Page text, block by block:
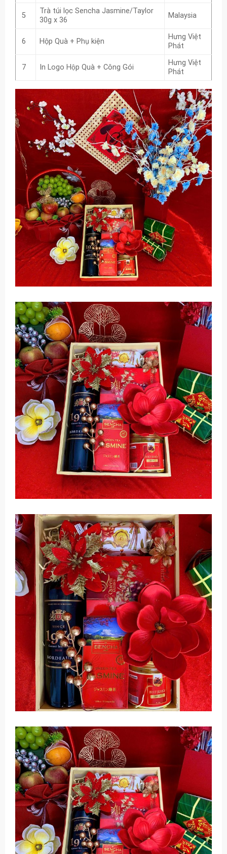
5
Trà túi lọc Sencha Jasmine/Taylor
30g x 36
Malaysia
6 Hộp Quà + Phụ kiện
Hưng Việt
Phát
7 In Logo Hộp Quà + Công Gói
Hưng Việt
Phát